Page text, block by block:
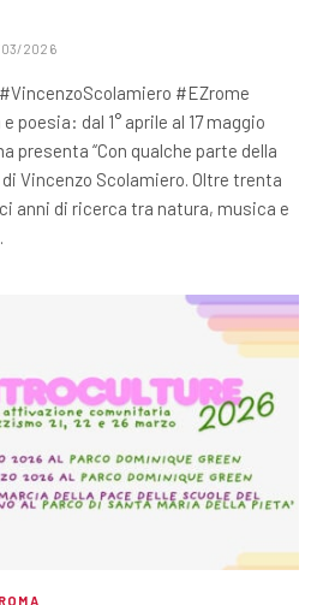
2026
#EZrome
poesia: dal 1° aprile al 17 maggio
presenta “Con qualche parte della
Vincenzo Scolamiero. Oltre trenta
anni di ricerca tra natura, musica e